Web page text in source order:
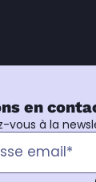
en
vous à la